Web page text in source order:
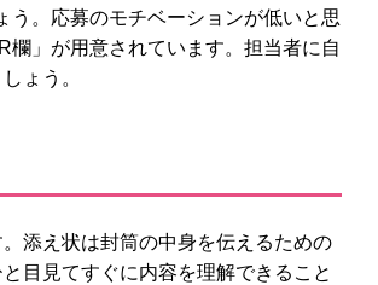
う。応募のモチベーションが低いと思
」が用意されています。担当者に自
ょう。
添え状は封筒の中身を伝えるための
目見てすぐに内容を理解できること